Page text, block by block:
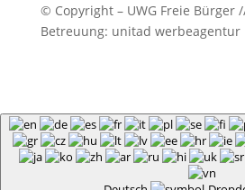
© Copyright – UWG Freie Bürger
Betreuung: unitad werbeagentur